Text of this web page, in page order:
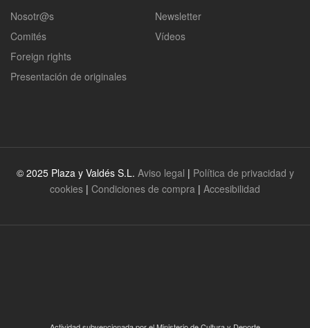
Nosotr@s
Comités
Foreign rights
Presentación de originales
Newsletter
Vídeos
© 2025 Plaza y Valdés S.L. Aviso legal | Política de privacidad y
cookies | Condiciones de compra | Accesibilidad